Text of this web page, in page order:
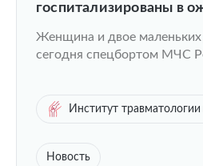
госпитализированы в
Женщина и двое маленьких
сегодня спецбортом МЧС
Институт
Новость